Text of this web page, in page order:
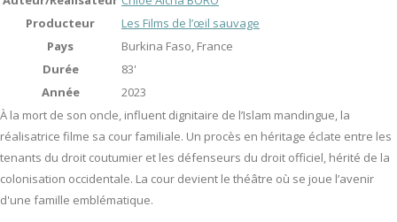
Producteur
Les Films de l’œil sauvage
Pays
Burkina Faso, France
Durée
83'
Année
2023
À la mort de son oncle, influent dignitaire de l’Islam mandingue, la
réalisatrice filme sa cour familiale. Un procès en héritage éclate entre les
tenants du droit coutumier et les défenseurs du droit officiel, hérité de la
colonisation occidentale. La cour devient le théâtre où se joue l’avenir
d'une famille emblématique.